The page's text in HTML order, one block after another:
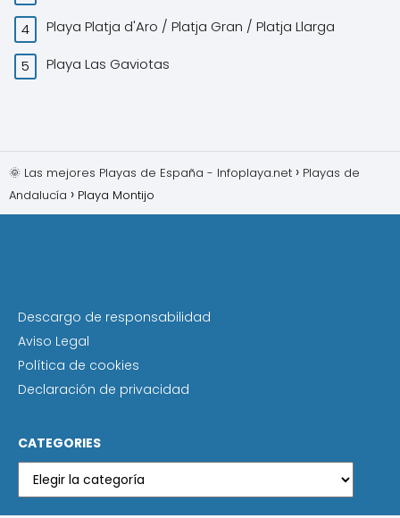
Playa Platja d'Aro / Platja Gran / Platja Llarga
Playa Las Gaviotas
🌞 Las mejores Playas de España - Infoplaya.net
Playas de
Andalucía
Playa Montijo
Descargo de responsabilidad
Aviso Legal
Política de cookies
Declaración de privacidad
CATEGORIES